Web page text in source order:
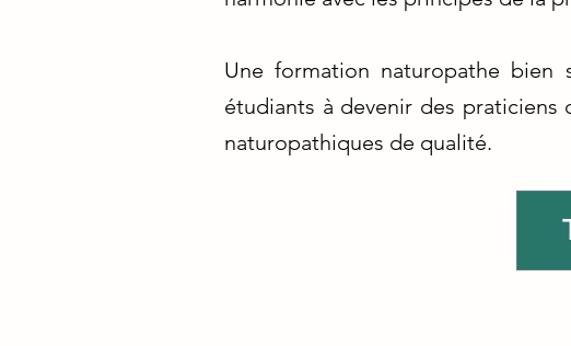
Une formation naturopathe
étudiants à devenir des
naturopathiques de qualité.